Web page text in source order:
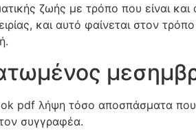
ζωής με τρόπο που είναι και
και αυτό φαίνεται στον
pdf λήψη τόσο αποσπάσματα
συγγραφέα.